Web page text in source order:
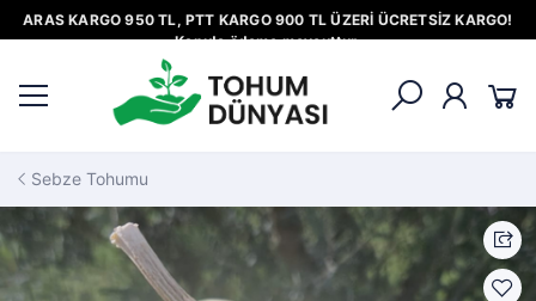
ARAS KARGO 950 TL, PTT KARGO 900 TL ÜZERİ ÜCRETSİZ KARGO!
Kapıda ödeme mevcuttur.
Sebze Tohumu